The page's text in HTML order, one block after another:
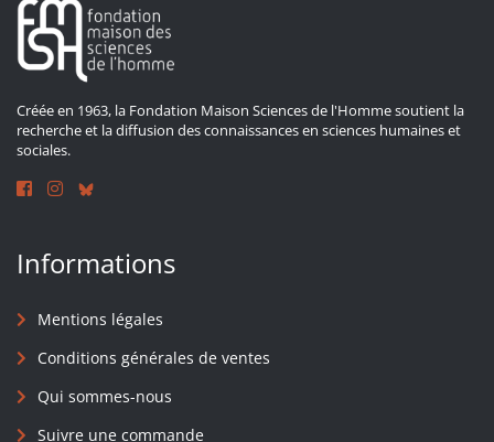
Créée en 1963, la Fondation Maison Sciences de l'Homme soutient la
recherche et la diffusion des connaissances en sciences humaines et
sociales.
Informations
Mentions légales
Conditions générales de ventes
Qui sommes-nous
Suivre une commande